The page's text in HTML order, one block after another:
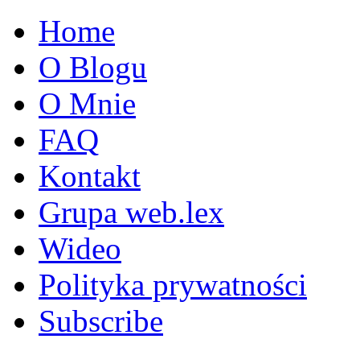
Home
O Blogu
O Mnie
FAQ
Kontakt
Grupa web.lex
Wideo
Polityka prywatności
Subscribe